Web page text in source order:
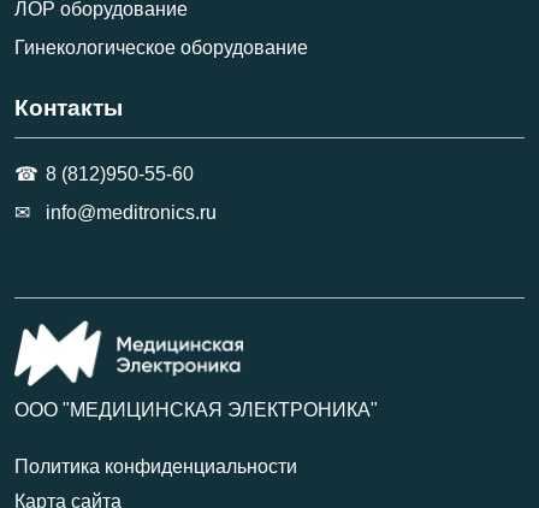
ЛОР оборудование
Гинекологическое оборудование
Контакты
8 (812)950-55-60
info@meditronics.ru
ООО "МЕДИЦИНСКАЯ ЭЛЕКТРОНИКА"
Политика конфиденциальности
Карта сайта